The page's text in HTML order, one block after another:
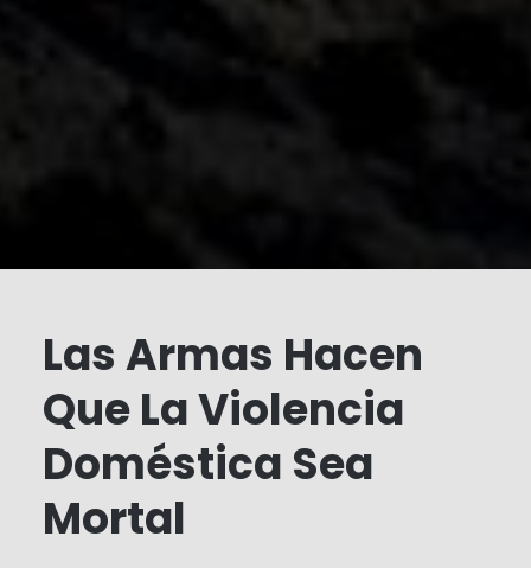
Las Armas Hacen
Que La Violencia
Doméstica Sea
Mortal